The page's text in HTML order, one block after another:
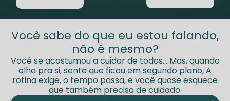
Você sabe do que eu estou falando,
não é mesmo?
Você se acostumou a cuidar de todos… Mas, quando
olha pra si, sente que ficou em segundo plano, A
rotina exige, o tempo passa, e você quase esquece
que também precisa de cuidado.